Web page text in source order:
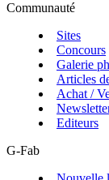
Communauté
Sites
Concours
Galerie
Articles
Achat /
Editeurs
G-Fab